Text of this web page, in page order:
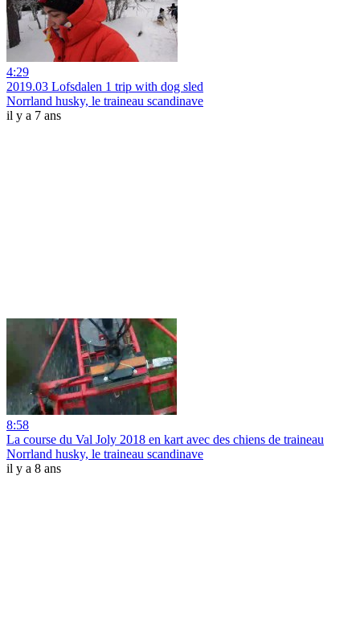
4:29
2019.03 Lofsdalen 1 trip with dog sled
Norrland husky, le traineau scandinave
il y a 7 ans
8:58
La course du Val Joly 2018 en kart avec des chiens de traineau
Norrland husky, le traineau scandinave
il y a 8 ans